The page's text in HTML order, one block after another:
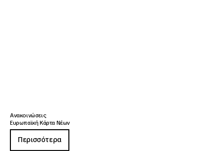
Ανακοινώσεις
Ευρωπαϊκή Κάρτα Νέων
Περισσότερα